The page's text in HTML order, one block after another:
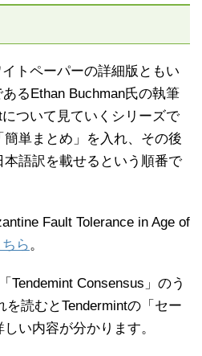
トペーパーの詳細版ともい
るEthan Buchman氏の執筆
ついて見ていくシリーズで
単まとめ」を入れ、その後
語訳を載せるという順番で
Fault Tolerance in Age of
ら 。
Tendemint Consensus」のう
を読むとTendermintの「セー
い内容が分かります。